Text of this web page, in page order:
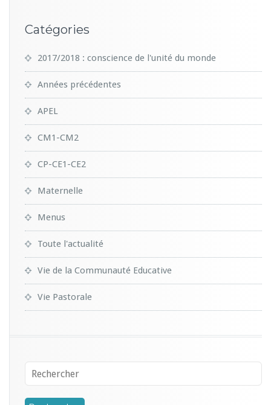
Catégories
2017/2018 : conscience de l'unité du monde
Années précédentes
APEL
CM1-CM2
CP-CE1-CE2
Maternelle
Menus
Toute l'actualité
Vie de la Communauté Educative
Vie Pastorale